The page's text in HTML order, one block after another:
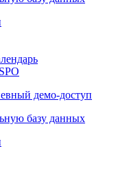
демо-доступ
базу данных